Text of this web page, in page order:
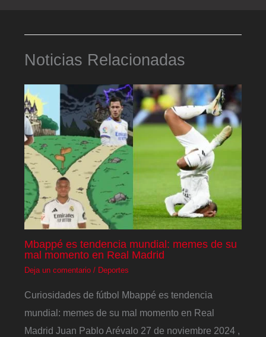
Noticias Relacionadas
Mbappé es tendencia mundial: memes de su
mal momento en Real Madrid
Deja un comentario / Deportes
Curiosidades de fútbol Mbappé es tendencia
mundial: memes de su mal momento en Real
Madrid Juan Pablo Arévalo 27 de noviembre 2024 ,